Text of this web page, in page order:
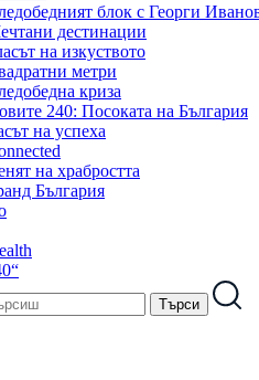
блок с Георги
дестинации
на изкуството
метри
криза
240: Посоката на България
на успеха
на храбростта
България